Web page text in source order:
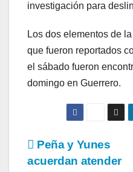
investigación para
Los dos elementos de
que fueron reportados
el sábado fueron
domingo en Guerrero.
Navegación
Peña y Yunes
acuerdan atender